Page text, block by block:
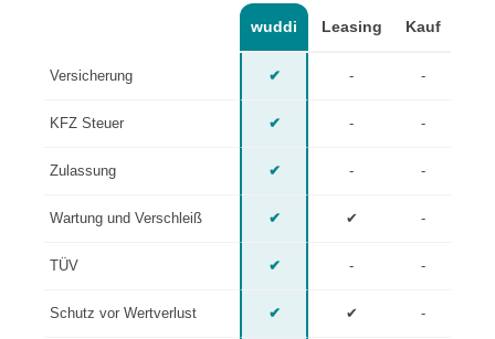
wuddi Leasing Kauf
Versicherung ✔ - -
KFZ Steuer ✔ - -
Zulassung ✔ - -
Wartung und Verschleiß ✔ ✔ -
TÜV ✔ - -
Schutz vor Wertverlust ✔ ✔ -